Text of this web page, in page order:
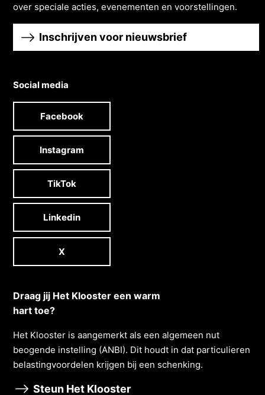
over speciale acties, evenementen en voorstellingen.
Inschrijven voor nieuwsbrief
Social media
Facebook
Instagram
TikTok
Linkedin
X
Draag jij Het Klooster een warm
hart toe?
Het Klooster is aangemerkt als een algemeen nut
beogende instelling (ANBI). Dit houdt in dat particulieren
belastingvoordelen krĳgen bĳ een schenking.
Steun Het Klooster